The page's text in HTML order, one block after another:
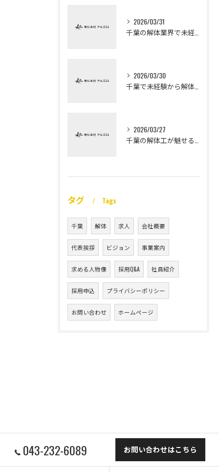
2026/03/31
2026/03/30
2026/03/27
タグ Tags
千葉 解体 求人 会社概要
代表挨拶 ビジョン 事業案内
求める人物像 採用Q&A 社員紹介
採用申込 プライバシーポリシー
お問い合わせ ホームページ
043-232-6089 お問い合わせはこちら